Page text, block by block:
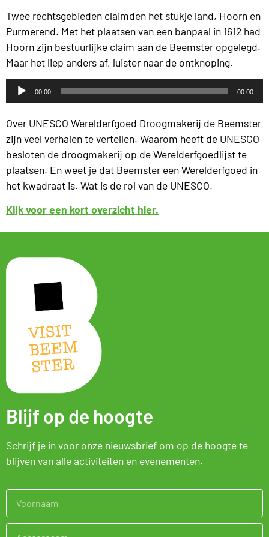
Twee rechtsgebieden claimden het stukje land, Hoorn en
Purmerend. Met het plaatsen van een banpaal in 1612 had
Hoorn zijn bestuurlijke claim aan de Beemster opgelegd.
Maar het liep anders af, luister naar de ontknoping.
Audiospeler
00:00 00:00
Over UNESCO Werelderfgoed Droogmakerij de Beemster
zijn veel verhalen te vertellen. Waarom heeft de UNESCO
besloten de droogmakerij op de Werelderfgoedlijst te
plaatsen. En weet je dat Beemster een Werelderfgoed in
het kwadraat is. Wat is de rol van de UNESCO.
Kijk voor een kort overzicht hier.
Blijf op de hoogte
Schrijf je in voor onze nieuwsbrief om op de hoogte te
blijven van alle activiteiten en evenementen.